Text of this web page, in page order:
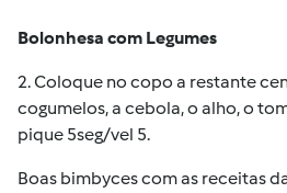
Bolonhesa com Legumes
2. Coloque no copo a restante
cogumelos, a cebola, o alho, o
pique 5seg/vel 5.
Boas bimbyces com as receitas